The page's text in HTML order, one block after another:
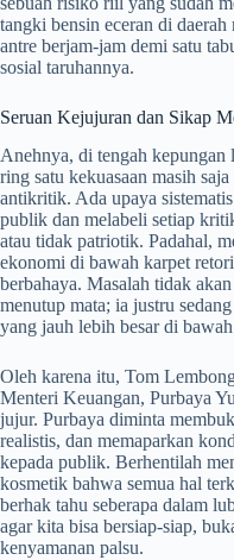
tangki bensin eceran di
antre berjam-jam demi satu
sosial taruhannya.
Seruan Kejujuran dan Sikap
Anehnya, di tengah
ring satu kekuasaan masih
antikritik. Ada upaya
publik dan melabeli setiap
atau tidak patriotik. Padahal,
ekonomi di bawah karpet
berbahaya. Masalah tidak
menutup mata; ia justru
yang jauh lebih besar di bawah
Oleh karena itu, Tom
Menteri Keuangan, Purbaya
jujur. Purbaya diminta
realistis, dan memaparkan
kepada publik. Berhentilah
kosmetik bahwa semua hal
berhak tahu seberapa dalam
agar kita bisa bersiap-siap,
kenyamanan palsu.